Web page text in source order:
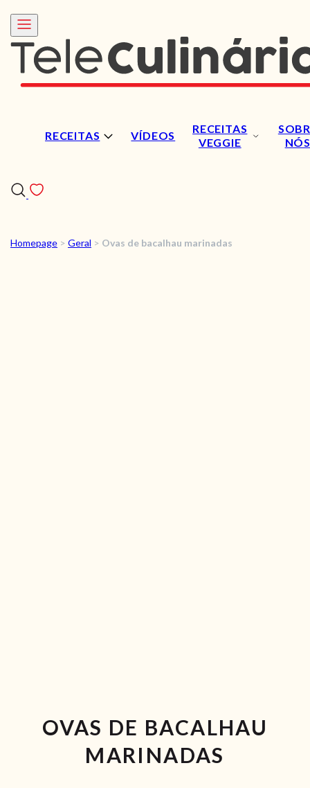
RECEITAS VÍDEOS
RECEITAS
VEGGIE
NÓS
RECEITAS
Homepage > Geral > Ovas de bacalhau marinadas
OVAS DE BACALHAU
MARINADAS